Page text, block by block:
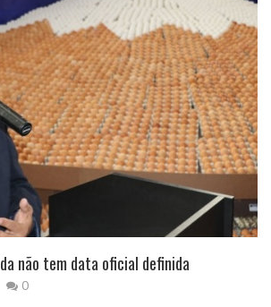
não tem data oficial definida
0